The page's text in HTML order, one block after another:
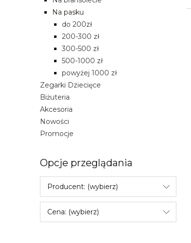
Na pasku
do 200zł
200-300 zł
300-500 zł
500-1000 zł
powyżej 1000 zł
Zegarki Dziecięce
Biżuteria
Akcesoria
Nowości
Promocje
Opcje przeglądania
Producent: (wybierz)
Cena: (wybierz)